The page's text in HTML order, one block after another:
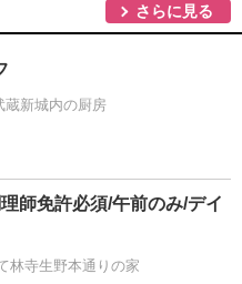
さらに見る
蔵新城内の厨房
師免許必須/午前のみ/デイ
林寺生野本通りの家